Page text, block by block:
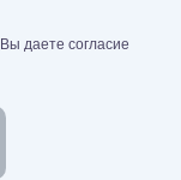
даете согласие